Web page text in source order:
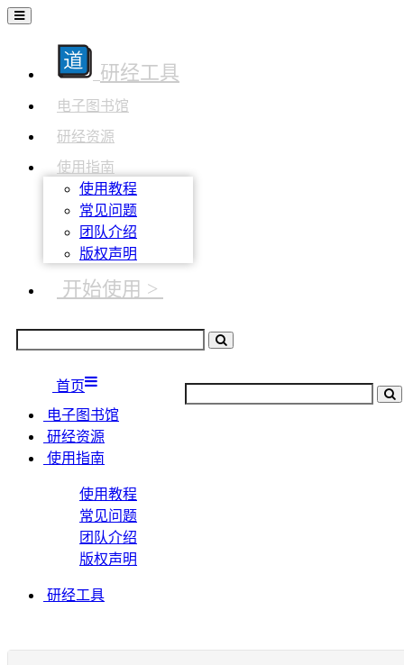
研经工具
电子图书馆
研经资源
使用指南
使用教程
常见问题
团队介绍
版权声明
开始使用 >
首页
电子图书馆
研经资源
使用指南
使用教程
常见问题
团队介绍
版权声明
研经工具